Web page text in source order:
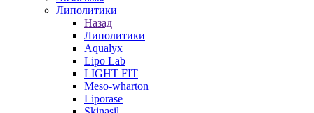
Липолитики
Назад
Липолитики
Aqualyx
Lipo Lab
LIGHT FIT
Meso-wharton
Liporase